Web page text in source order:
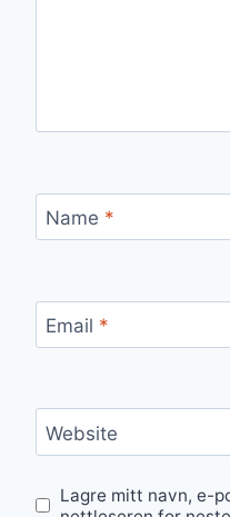
Name *
Email *
Website
Lagre mitt navn, e-